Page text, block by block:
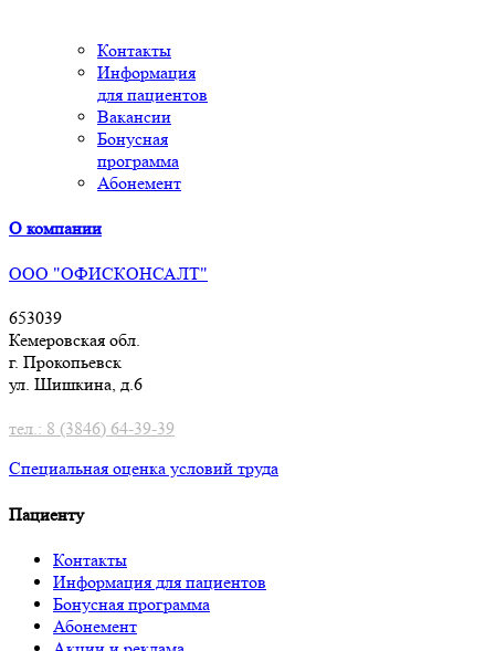
Контакты
Информация
для пациентов
Вакансии
Бонусная
программа
Абонемент
О компании
ООО "ОФИСКОНСАЛТ"
653039
Кемеровская обл.
г. Прокопьевск
ул. Шишкина, д.6
тел.: 8 (3846) 64-39-39
Специальная оценка условий труда
Пациенту
Контакты
Информация для пациентов
Бонусная программа
Абонемент